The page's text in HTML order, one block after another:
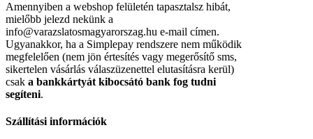
Amennyiben a webshop felületén tapasztalsz hibát,
mielőbb jelezd nekünk a
info@varazslatosmagyarorszag.hu e-mail címen.
Ugyanakkor, ha a Simplepay rendszere nem működik
megfelelően (nem jön értesítés vagy megerősítő sms,
sikertelen vásárlás válaszüzenettel elutasításra kerül)
csak a bankkártyát kibocsátó bank fog tudni
segíteni.
Szállítási információk